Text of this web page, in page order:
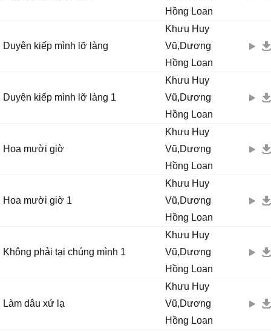
Hồng Loan
Duyên kiếp mình lỡ làng
Khưu Huy
Vũ,Dương
Hồng Loan
Duyên kiếp mình lỡ làng 1
Khưu Huy
Vũ,Dương
Hồng Loan
Hoa mười giờ
Khưu Huy
Vũ,Dương
Hồng Loan
Hoa mười giờ 1
Khưu Huy
Vũ,Dương
Hồng Loan
Không phải tại chúng mình 1
Khưu Huy
Vũ,Dương
Hồng Loan
Làm dâu xứ lạ
Khưu Huy
Vũ,Dương
Hồng Loan